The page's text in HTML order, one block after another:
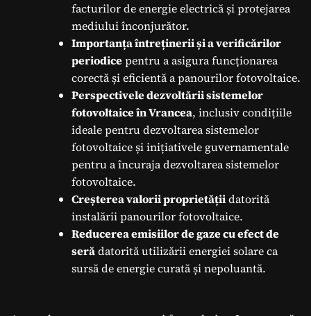
facturilor de energie electrică și protejarea
mediului înconjurător.
Importanța întreținerii și a verificărilor
periodicepentru a asigura funcționarea
corectă și eficientă a panourilor fotovoltaice.
Perspectivele dezvoltării sistemelor
fotovoltaice în Vrancea, inclusiv condițiile
ideale pentru dezvoltarea sistemelor
fotovoltaice și inițiativele guvernamentale
pentru a încuraja dezvoltarea sistemelor
fotovoltaice.
Creșterea valorii proprietățiidatorită
instalării panourilor fotovoltaice.
Reducerea emisiilor de gaze cu efect de
serădatorită utilizării energiei solare ca
sursă de energie curată și nepoluantă.